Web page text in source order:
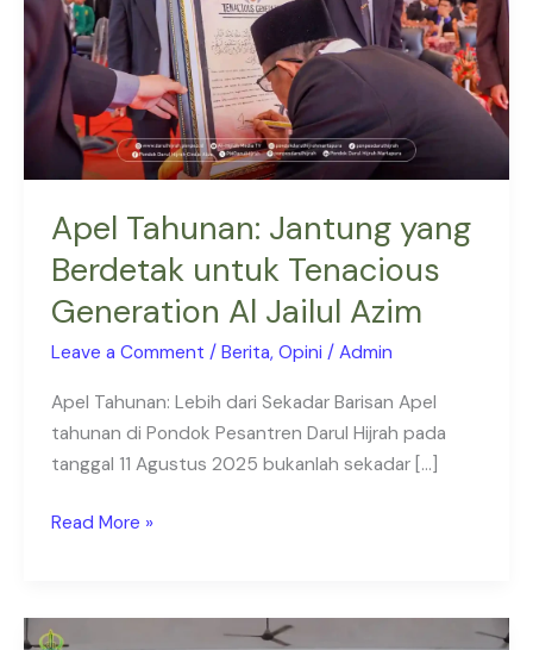
Apel Tahunan: Jantung yang
Berdetak untuk Tenacious
Generation Al Jailul Azim
Leave a Comment /Berita,Opini /Admin
Apel Tahunan: Lebih dari Sekadar Barisan Apel
tahunan di Pondok Pesantren Darul Hijrah pada
tanggal 11 Agustus 2025 bukanlah sekadar […]
untuk
Tenacious
Generation
Al
Jailul
Azim
Read More »
Taujihad